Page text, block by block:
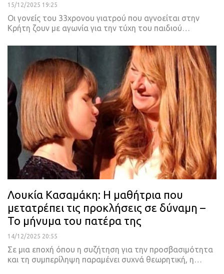
15/12/2025 19:25
Οι γονείς του 33χρονου γιατρού που αγνοείται στην
Κρήτη ζουν με αγωνία για την τύχη του παιδιού…
Λουκία Κασαμάκη: Η μαθήτρια που
μετατρέπει τις προκλήσεις σε δύναμη –
Το μήνυμα του πατέρα της
14/12/2025 20:55
Σε μια εποχή όπου η συζήτηση για την προσβασιμότητα
και τη συμπερίληψη παραμένει συχνά θεωρητική, η…